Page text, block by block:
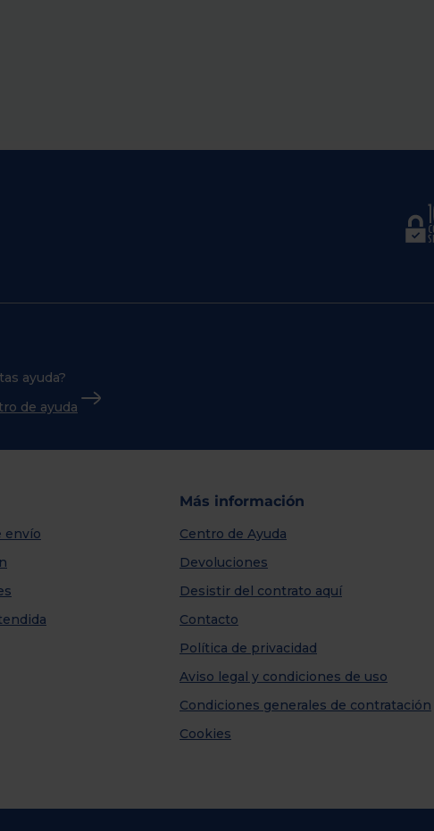
ayuda?
de ayuda
envío
Más información
Centro de Ayuda
Devoluciones
Desistir del contrato aquí
Contacto
Política de privacidad
Aviso legal y condiciones de uso
Condiciones generales de contratación
Cookies